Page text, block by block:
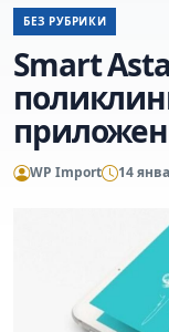
БЕЗ РУБРИКИ
Smart
WP Import 14